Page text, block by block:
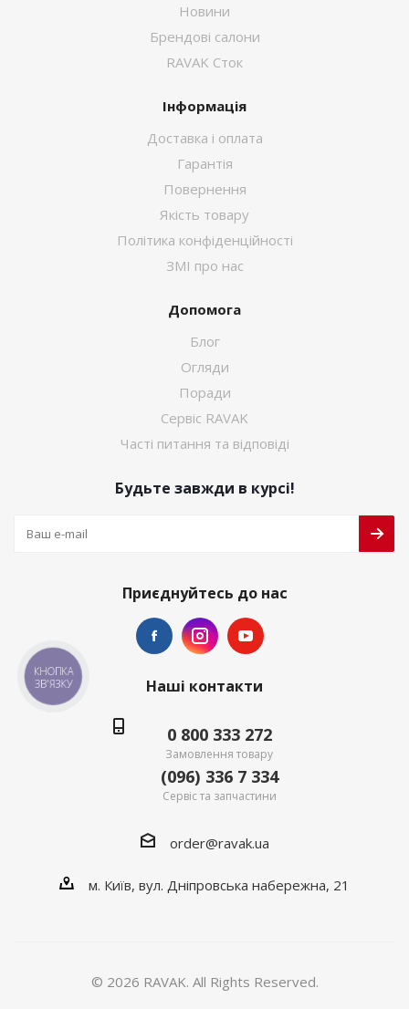
Новини
Брендові салони
RAVAK Сток
Інформація
Доставка і оплата
Гарантія
Повернення
Якість товару
Політика конфіденційності
ЗМІ про нас
Допомога
Блог
Огляди
Поради
Сервіс RAVAK
Часті питання та відповіді
Будьте завжди в курсі!
Приєднуйтесь до нас
Наші контакти
0 800 333 272
Замовлення товару
(096) 336 7 334
Сервіс та запчастини
order@ravak.ua
м. Київ, вул. Дніпровська набережна, 21
© 2026 RAVAK. All Rights Reserved.
КНОПКА
ЗВ'ЯЗКУ